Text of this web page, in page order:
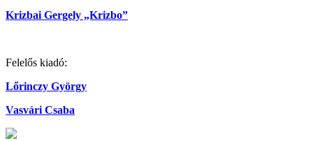
Krizbai Gergely „Krizbo”
Felelős kiadó:
Lőrinczy György
Vasvári Csaba